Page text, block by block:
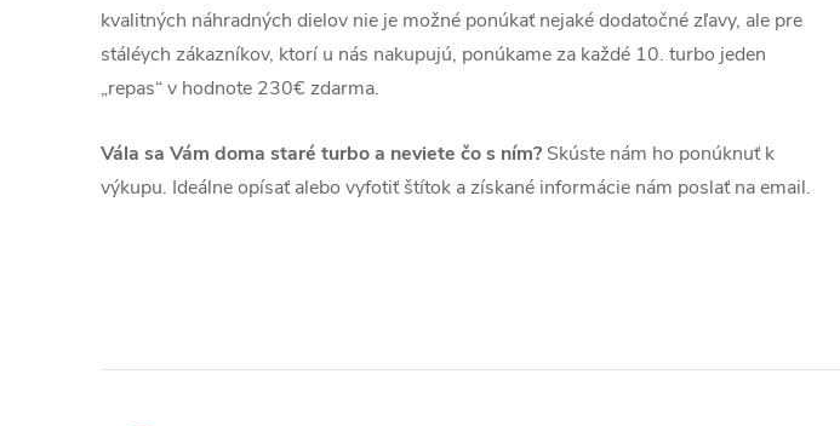
kvalitných náhradných dielov nie je možné ponúkať nejaké dodatočné zľavy, ale pre
stáléych zákazníkov, ktorí u nás nakupujú, ponúkame za každé 10. turbo jeden
„repas“ v hodnote 230€ zdarma.
Vála sa Vám doma staré turbo a neviete čo s ním? Skúste nám ho ponúknuť k
výkupu. Ideálne opísať alebo vyfotiť štítok a získané informácie nám poslať na email.